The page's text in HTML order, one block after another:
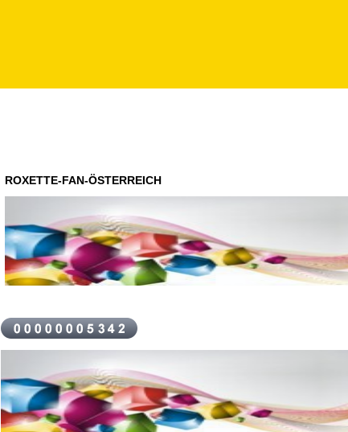
ROXETTE-FAN-ÖSTERREICH